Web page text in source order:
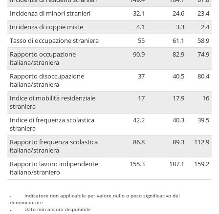
Incidenza di minori stranieri
32.1 24.6
23.4
Incidenza di coppie miste
4.1 3.3
2.4
Tasso di occupazione straniera
55 61.1
58.9
Rapporto occupazione
italiana/straniera
90.9 82.9 74.9
Rapporto disoccupazione
italiana/straniera
37 40.5 80.4
Indice di mobilità residenziale
straniera
17 17.9 16
Indice di frequenza scolastica
straniera
42.2 40.3 39.5
Rapporto frequenza scolastica
italiana/straniera
86.8 89.3 112.9
Rapporto lavoro indipendente
italiano/straniero
155.3 187.1 159.2
-
Indicatore non applicabile per valore nullo o poco significativo del
denominatore
..
Dato non ancora disponibile